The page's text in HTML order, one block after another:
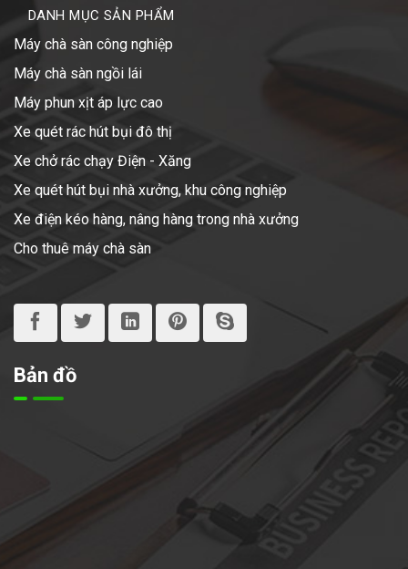
DANH MỤC SẢN PHẨM
Máy chà sàn công nghiệp
Máy chà sàn ngồi lái
Máy phun xịt áp lực cao
Xe quét rác hút bụi đô thị
Xe chở rác chạy Điện - Xăng
Xe quét hút bụi nhà xưởng, khu công nghiệp
Xe điện kéo hàng, nâng hàng trong nhà xưởng
Cho thuê máy chà sàn
Bản đồ